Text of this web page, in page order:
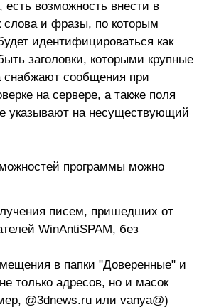
есть возможность внести в
слова и фразы, по которым
идентифицироваться как
заголовки, которыми крупные
снабжают сообщения при
на сервере, а также поля
указывают на несуществующий
программы можно
писем, пришедших от
WinAntiSPAM, без
в папки "Доверенные" и
только адресов, но и масок
@3dnews.ru или vanya@)